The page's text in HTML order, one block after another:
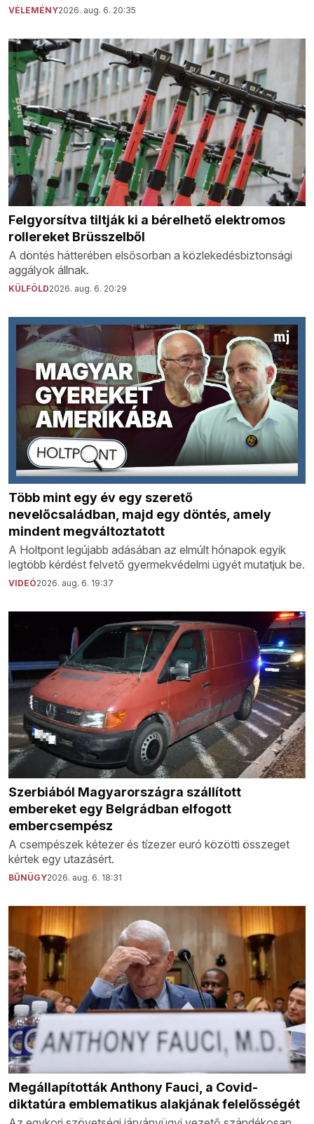
VÉLEMÉNY2026. aug. 6. 20:35
Felgyorsítva tiltják ki a bérelhető elektromos
rollereket Brüsszelből
A döntés hátterében elsősorban a közlekedésbiztonsági
aggályok állnak.
KÜLFÖLD2026. aug. 6. 20:29
Több mint egy év egy szerető
nevelőcsaládban, majd egy döntés, amely
mindent megváltoztatott
A Holtpont legújabb adásában az elmúlt hónapok egyik
legtöbb kérdést felvető gyermekvédelmi ügyét mutatjuk be.
VIDEÓ2026. aug. 6. 19:37
Szerbiából Magyarországra szállított
embereket egy Belgrádban elfogott
embercsempész
A csempészek kétezer és tízezer euró közötti összeget
kértek egy utazásért.
BŰNÜGY2026. aug. 6. 18:31
Megállapították Anthony Fauci, a Covid-
diktatúra emblematikus alakjának felelősségét